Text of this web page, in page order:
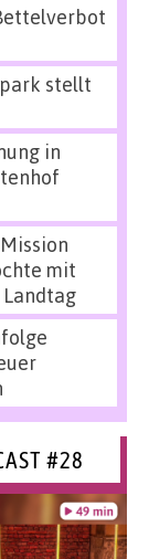
stellt
in
Mission
mit
#28